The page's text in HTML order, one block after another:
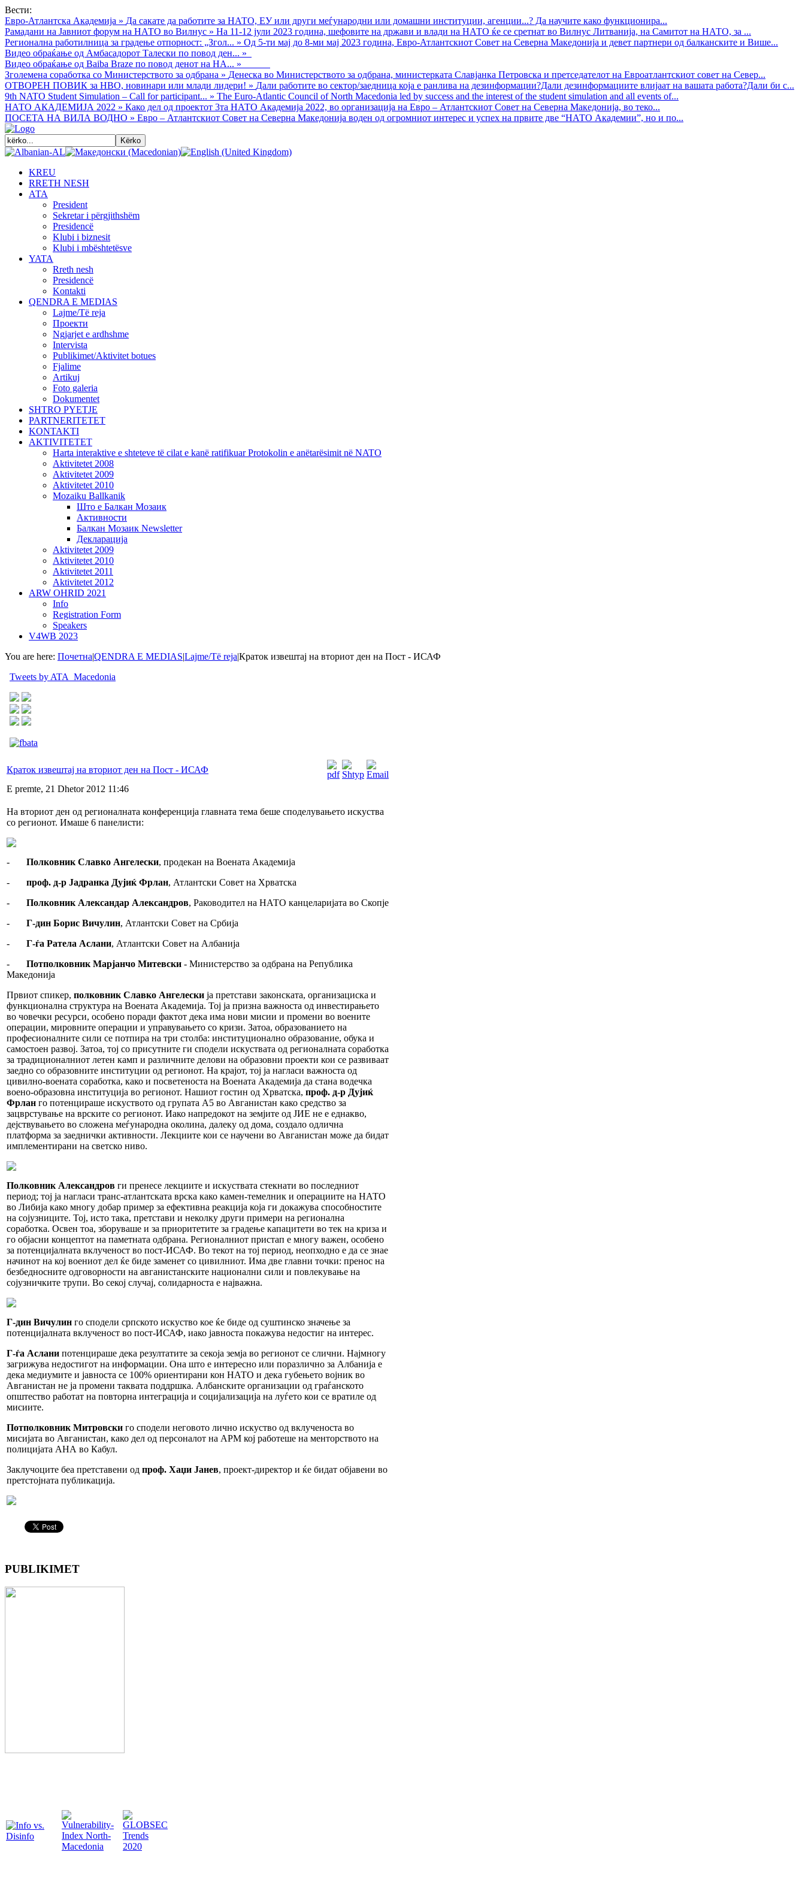
Вести:
Евро-Атлантска Академија » Да сакате да работите за НАТО, ЕУ или други меѓународни или домашни институции, агенции...? Да научите како функционира...
Рамадани на Јавниот форум на НАТО во Вилнус » На 11-12 јули 2023 година, шефовите на држави и влади на НАТО ќе се сретнат во Вилнус Литванија, на Самитот на НАТО, за ...
Регионална работилница за градење отпорност: „Згол... » Од 5-ти мај до 8-ми мај 2023 година, Евро-Атлантскиот Совет на Северна Македонија и девет партнери од балканските и Више...
Видео обраќањe од Амбасадорот Талески по повод ден... »
Видео обраќање од Baiba Braze по повод денот на НА... »
Зголемена соработка со Министерството за одбрана » Денеска во Министерството за одбрана, министерката Славјанка Петровска и претседателот на Евроатлантскиот совет на Север...
ОТВОРЕН ПОВИК за НВО, новинари или млади лидери! » Дали работите во сектор/заедница која е ранлива на дезинформации?Дали дезинформациите влијаат на вашата работа?Дали би с...
9th NATO Student Simulation – Call for participant... » The Euro-Atlantic Council of North Macedonia led by success and the interest of the student simulation and all events of...
НАТО АКАДЕМИЈА 2022 » Како дел од проектот 3та НАТО Академија 2022, во организација на Евро – Атлантскиот Совет на Северна Македонија, во теко...
ПОСЕТА НА ВИЛА ВОДНО » Евро – Атлантскиот Совет на Северна Македонија воден од огромниот интерес и успех на првите две “НАТО Академии”, но и по...
KREU
RRETH NESH
АТА
President
Sekretar i përgjithshëm
Presidencë
Klubi i biznesit
Klubi i mbështetësve
YATA
Rreth nesh
Presidencë
Kontakti
QENDRA E MEDIAS
Lajme/Të reja
Проекти
Ngjarjet e ardhshme
Intervista
Publikimet/Aktivitet botues
Fjalime
Artikuj
Foto galeria
Dokumentet
SHTRO PYETJE
PARTNERITETET
KONTAKTI
AKTIVITETET
Harta interaktive e shteteve të cilat e kanë ratifikuar Protokolin e anëtarësimit në NATO
Aktivitetet 2008
Aktivitetet 2009
Aktivitetet 2010
Mozaiku Ballkanik
Што е Балкан Мозаик
Активности
Балкан Мозаик Newsletter
Декларација
Aktivitetet 2009
Aktivitetet 2010
Aktivitetet 2011
Aktivitetet 2012
ARW OHRID 2021
Info
Registration Form
Speakers
V4WB 2023
You are here: Почетна|QENDRA E MEDIAS|Lajme/Të reja|Краток извештај на вториот ден на Пост - ИСАФ
Tweets by ATA_Macedonia
Краток извештај на вториот ден на Пост - ИСАФ
E premte, 21 Dhetor 2012 11:46
На вториот ден од регионалната конференција главната тема беше споделувањето искуства
со регионот. Имаше 6 панелисти:
- Полковник Славко Ангелески, продекан на Воената Академија
- проф. д-р Јадранка Дујиќ Фрлан, Атлантски Совет на Хрватска
- Полковник Александар Александров, Раководител на НАТО канцеларијата во Скопје
- Г-дин Борис Вичулин, Атлантски Совет на Србија
- Г-ѓа Ратела Аслани, Атлантски Совет на Албанија
- Потполковник Марјанчо Митевски - Министерство за одбрана на Република
Македонија
Првиот спикер, полковник Славко Ангелески ја претстави законската, организациска и
функционална структура на Воената Академија. Тој ја призна важноста од инвестирањето
во човечки ресурси, особено поради фактот дека има нови мисии и промени во воените
операции, мировните операции и управувањето со кризи. Затоа, образованието на
професионалните сили се потпира на три столба: институционално образование, обука и
самостоен развој. Затоа, тој со присутните ги сподели искуствата од регионалната соработка
за традиционалниот летен камп и различните делови на образовни проекти кои се развиваат
заедно со образовните институции од регионот. На крајот, тој ја нагласи важноста од
цивилно-воената соработка, како и посветеноста на Воената Академија да стана водечка
воено-образовна институција во регионот. Нашиот гостин од Хрватска, проф. д-р Дујиќ
Фрлан го потенцираше искуството од групата А5 во Авганистан како средство за
зацврстување на врските со регионот. Иако напредокот на земјите од ЈИЕ не е еднакво,
дејствувањето во сложена меѓународна околина, далеку од дома, создало одлична
платформа за заеднички активности. Лекциите кои се научени во Авганистан може да бидат
имплементирани на светско ниво.
Полковник Александров ги пренесе лекциите и искуствата стекнати во последниот
период; тој ја нагласи транс-атлантската врска како камен-темелник и операциите на НАТО
во Либија како многу добар пример за ефективна реакција која ги докажува способностите
на сојузниците. Тој, исто така, претстави и неколку други примери на регионална
соработка. Освен тоа, зборуваше и за приоритетите за градење капацитети во тек на криза и
го објасни концептот на паметната одбрана. Регионалниот пристап е многу важен, особено
за потенцијалната вклученост во пост-ИСАФ. Во текот на тој период, неопходно е да се знае
начинот на кој воениот дел ќе биде заменет со цивилниот. Има две главни точки: пренос на
безбедносните одговорности на авганистанските национални сили и повлекување на
сојузничките трупи. Во секој случај, солидарноста е најважна.
Г-дин Вичулин го сподели српското искуство кое ќе биде од суштинско значење за
потенцијалната вклученост во пост-ИСАФ, иако јавноста покажува недостиг на интерес.
Г-ѓа Аслани потенцираше дека резултатите за секоја земја во регионот се слични. Најмногу
загрижува недостигот на информации. Она што е интересно или поразлично за Албанија е
дека медиумите и јавноста се 100% ориентирани кон НАТО и дека губењето војник во
Авганистан не ја промени таквата поддршка. Албанските организации од граѓанското
општество работат на повторна интеграција и социјализација на луѓето кои се вратиле од
мисиите.
Потполковник Митровски го сподели неговото лично искуство од вклученоста во
мисијата во Авганистан, како дел од персоналот на АРМ кој работеше на менторството на
полицијата АНА во Кабул.
Заклучоците беа претставени од проф. Хаџи Јанев, проект-директор и ќе бидат објавени во
претстојната публикација.
PUBLIKIMET